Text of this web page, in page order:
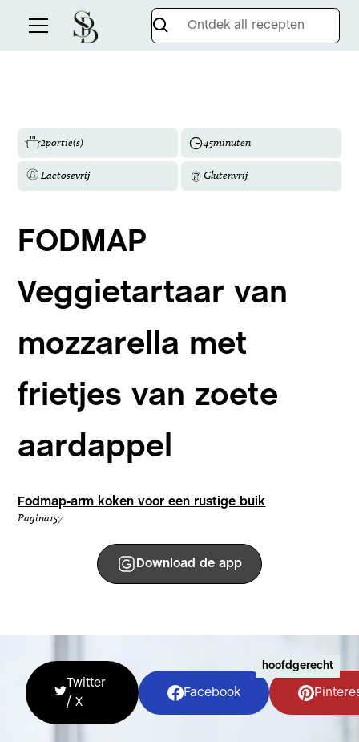
2portie(s) 45minuten
Lactosevrij Glutenvrij
FODMAP
Veggietartaar van
mozzarella met
frietjes van zoete
aardappel
Fodmap-arm koken voor een rustige buik
Pagina157
Download de app
Twitter
/ X
Facebook
hoofdgerecht